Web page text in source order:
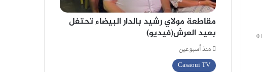
0
مقاطعة مولاي رشيد بالدار البيضاء تحتفل
بعيد العرش(فيديو)
منذ أسبوعين
Casaoui TV